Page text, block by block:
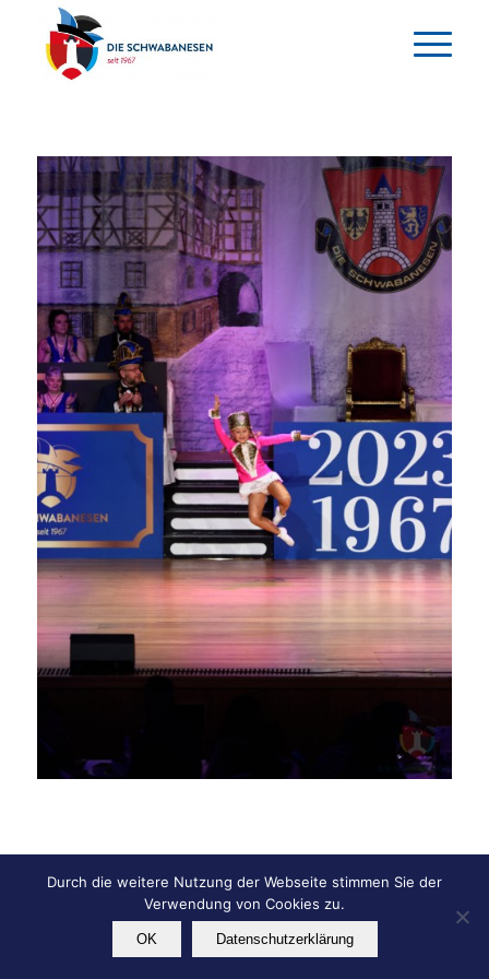
© Copyright - KG Die Schwabanesen e.V.
Datenschutz
Durch die weitere Nutzung der Webseite stimmen Sie der
Verwendung von Cookies zu.
OK Datenschutzerklärung